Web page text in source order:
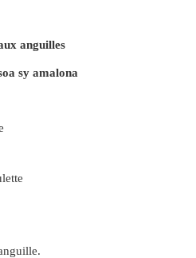
anguilles
sy amalona